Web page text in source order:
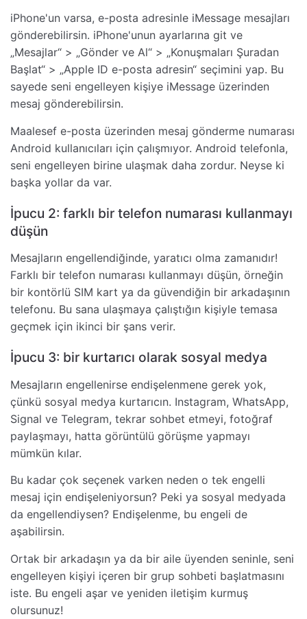
iPhone'un varsa, e-posta adresinle iMessage mesajları
gönderebilirsin. iPhone'unun ayarlarına git ve
„Mesajlar“ > „Gönder ve Al“ > „Konuşmaları Şuradan
Başlat“ > „Apple ID e-posta adresin“ seçimini yap. Bu
sayede seni engelleyen kişiye iMessage üzerinden
mesaj gönderebilirsin.
Maalesef e-posta üzerinden mesaj gönderme numarası
Android kullanıcıları için çalışmıyor. Android telefonla,
seni engelleyen birine ulaşmak daha zordur. Neyse ki
başka yollar da var.
İpucu 2: farklı bir telefon numarası kullanmayı
düşün
Mesajların engellendiğinde, yaratıcı olma zamanıdır!
Farklı bir telefon numarası kullanmayı düşün, örneğin
bir kontörlü SIM kart ya da güvendiğin bir arkadaşının
telefonu. Bu sana ulaşmaya çalıştığın kişiyle temasa
geçmek için ikinci bir şans verir.
İpucu 3: bir kurtarıcı olarak sosyal medya
Mesajların engellenirse endişelenmene gerek yok,
çünkü sosyal medya kurtarıcın. Instagram, WhatsApp,
Signal ve Telegram, tekrar sohbet etmeyi, fotoğraf
paylaşmayı, hatta görüntülü görüşme yapmayı
mümkün kılar.
Bu kadar çok seçenek varken neden o tek engelli
mesaj için endişeleniyorsun? Peki ya sosyal medyada
da engellendiysen? Endişelenme, bu engeli de
aşabilirsin.
Ortak bir arkadaşın ya da bir aile üyenden seninle, seni
engelleyen kişiyi içeren bir grup sohbeti başlatmasını
iste. Bu engeli aşar ve yeniden iletişim kurmuş
olursunuz!